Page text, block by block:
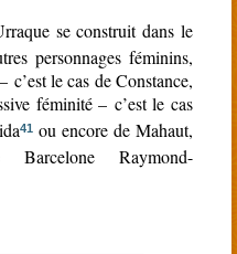
se construit dans le
personnages féminins,
c’est le cas de Constance,
féminité – c’est le cas
41 ou encore de Mahaut,
Raymond-